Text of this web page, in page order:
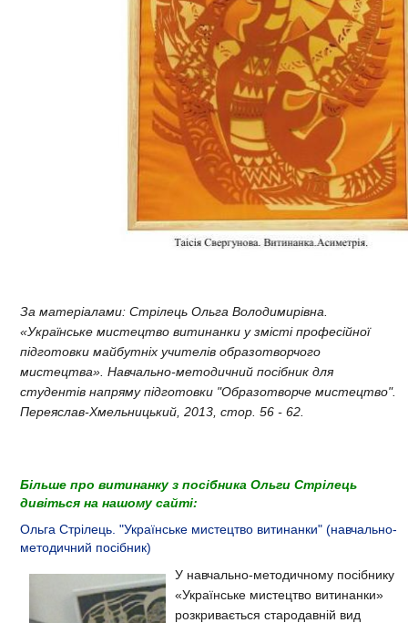
За матеріалами: Стрілець Ольга Володимирівна.
«Українське мистецтво витинанки у змісті професійної
підготовки майбутніх учителів образотворчого
мистецтва». Навчально-методичний посібник для
студентів напряму підготовки "Образотворче мистецтво".
Переяслав-Хмельницький, 2013, стор. 56 - 62.
Більше про витинанку з посібника Ольги Стрілець
дивіться на нашому сайті:
Ольга Стрілець. "Українське мистецтво витинанки" (навчально-
методичний посібник)
У навчально-методичному посібнику
«Українське мистецтво витинанки»
розкривається стародавній вид